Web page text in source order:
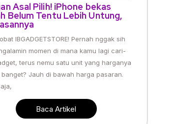
Asal Pilih! iPhone bekas
Belum Tentu Lebih Untung,
IBGADGETSTORE! Pernah nggak sih
momen di mana kamu lagi cari-
terus nemu satu unit yang harganya
banget? Jauh di bawah harga pasaran.
Baca Artikel